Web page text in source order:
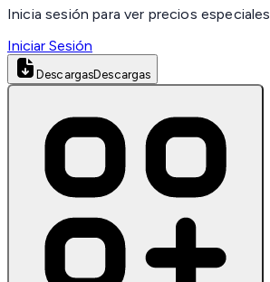
Inicia sesión para ver precios especiales
Iniciar Sesión
DescargasDescargas